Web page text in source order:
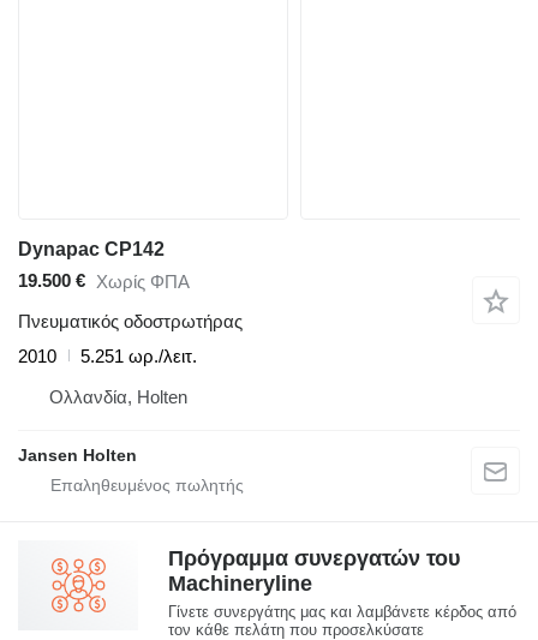
Dynapac CP142
19.500 € Χωρίς ΦΠΑ
Πνευματικός οδοστρωτήρας
2010
5.251 ωρ./λειτ.
Ολλανδία, Holten
Jansen Holten
Πρόγραμμα συνεργατών του
Machineryline
Γίνετε συνεργάτης μας και λαμβάνετε κέρδος από
τον κάθε πελάτη που προσελκύσατε